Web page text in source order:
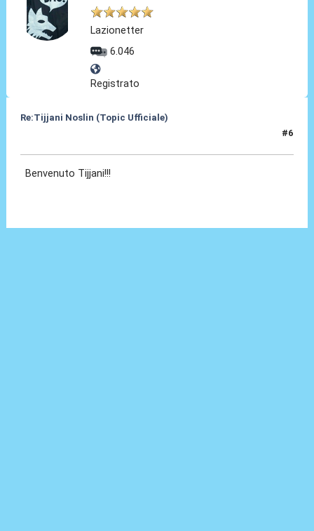
Lazionetter
6.046
Registrato
Re:Tijjani Noslin (Topic Ufficiale)
#6
Benvenuto Tijjani!!!